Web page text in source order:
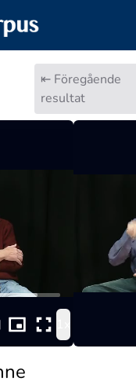
⇤ Föregående
resultat
|